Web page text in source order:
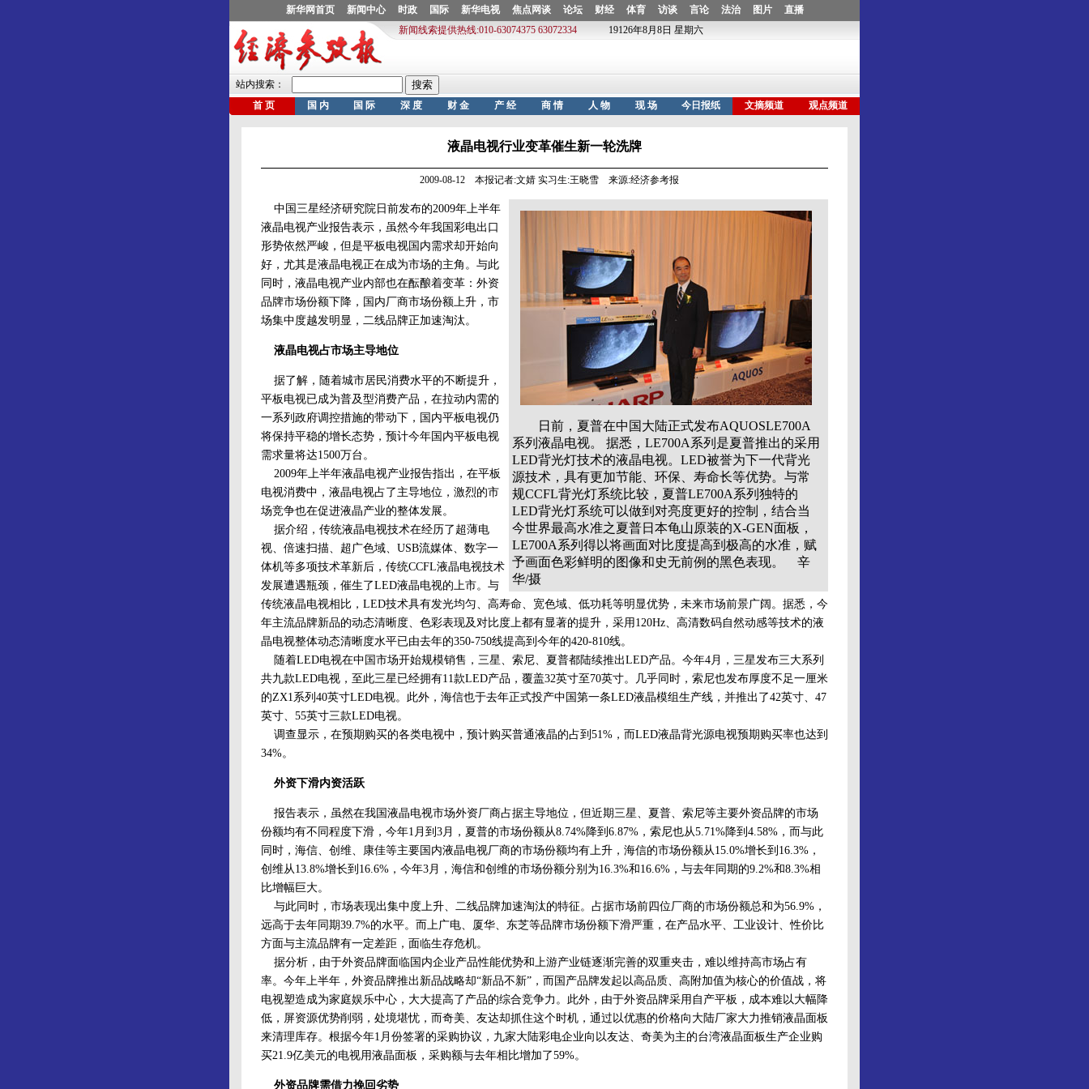
液晶电视行业变革催生新一轮洗牌
2009-08-12 本报记者:文婧 实习生:王晓雪 来源:经济参考报
日前，夏普在中国大陆正式发布AQUOSLE700A
系列液晶电视。 据悉，LE700A系列是夏普推出的采用
LED背光灯技术的液晶电视。LED被誉为下一代背光
源技术，具有更加节能、环保、寿命长等优势。与常
规CCFL背光灯系统比较，夏普LE700A系列独特的
LED背光灯系统可以做到对亮度更好的控制，结合当
今世界最高水准之夏普日本龟山原装的X-GEN面板，
LE700A系列得以将画面对比度提高到极高的水准，赋
予画面色彩鲜明的图像和史无前例的黑色表现。 辛
华/摄
中国三星经济研究院日前发布的2009年上半年
液晶电视产业报告表示，虽然今年我国彩电出口
形势依然严峻，但是平板电视国内需求却开始向
好，尤其是液晶电视正在成为市场的主角。与此
同时，液晶电视产业内部也在酝酿着变革：外资
品牌市场份额下降，国内厂商市场份额上升，市
场集中度越发明显，二线品牌正加速淘汰。
液晶电视占市场主导地位
据了解，随着城市居民消费水平的不断提升，
平板电视已成为普及型消费产品，在拉动内需的
一系列政府调控措施的带动下，国内平板电视仍
将保持平稳的增长态势，预计今年国内平板电视
需求量将达1500万台。
2009年上半年液晶电视产业报告指出，在平板
电视消费中，液晶电视占了主导地位，激烈的市
场竞争也在促进液晶产业的整体发展。
据介绍，传统液晶电视技术在经历了超薄电
视、倍速扫描、超广色域、USB流媒体、数字一
体机等多项技术革新后，传统CCFL液晶电视技术
发展遭遇瓶颈，催生了LED液晶电视的上市。与
传统液晶电视相比，LED技术具有发光均匀、高寿命、宽色域、低功耗等明显优势，未来市场前景广阔。据悉，今
年主流品牌新品的动态清晰度、色彩表现及对比度上都有显著的提升，采用120Hz、高清数码自然动感等技术的液
晶电视整体动态清晰度水平已由去年的350-750线提高到今年的420-810线。
随着LED电视在中国市场开始规模销售，三星、索尼、夏普都陆续推出LED产品。今年4月，三星发布三大系列
共九款LED电视，至此三星已经拥有11款LED产品，覆盖32英寸至70英寸。几乎同时，索尼也发布厚度不足一厘米
的ZX1系列40英寸LED电视。此外，海信也于去年正式投产中国第一条LED液晶模组生产线，并推出了42英寸、47
英寸、55英寸三款LED电视。
调查显示，在预期购买的各类电视中，预计购买普通液晶的占到51%，而LED液晶背光源电视预期购买率也达到
34%。
外资下滑内资活跃
报告表示，虽然在我国液晶电视市场外资厂商占据主导地位，但近期三星、夏普、索尼等主要外资品牌的市场
份额均有不同程度下滑，今年1月到3月，夏普的市场份额从8.74%降到6.87%，索尼也从5.71%降到4.58%，而与此
同时，海信、创维、康佳等主要国内液晶电视厂商的市场份额均有上升，海信的市场份额从15.0%增长到16.3%，
创维从13.8%增长到16.6%，今年3月，海信和创维的市场份额分别为16.3%和16.6%，与去年同期的9.2%和8.3%相
比增幅巨大。
与此同时，市场表现出集中度上升、二线品牌加速淘汰的特征。占据市场前四位厂商的市场份额总和为56.9%，
远高于去年同期39.7%的水平。而上广电、厦华、东芝等品牌市场份额下滑严重，在产品水平、工业设计、性价比
方面与主流品牌有一定差距，面临生存危机。
据分析，由于外资品牌面临国内企业产品性能优势和上游产业链逐渐完善的双重夹击，难以维持高市场占有
率。今年上半年，外资品牌推出新品战略却“新品不新”，而国产品牌发起以高品质、高附加值为核心的价值战，将
电视塑造成为家庭娱乐中心，大大提高了产品的综合竞争力。此外，由于外资品牌采用自产平板，成本难以大幅降
低，屏资源优势削弱，处境堪忧，而奇美、友达却抓住这个时机，通过以优惠的价格向大陆厂家大力推销液晶面板
来清理库存。根据今年1月份签署的采购协议，九家大陆彩电企业向以友达、奇美为主的台湾液晶面板生产企业购
买21.9亿美元的电视用液晶面板，采购额与去年相比增加了59%。
外资品牌需借力挽回劣势